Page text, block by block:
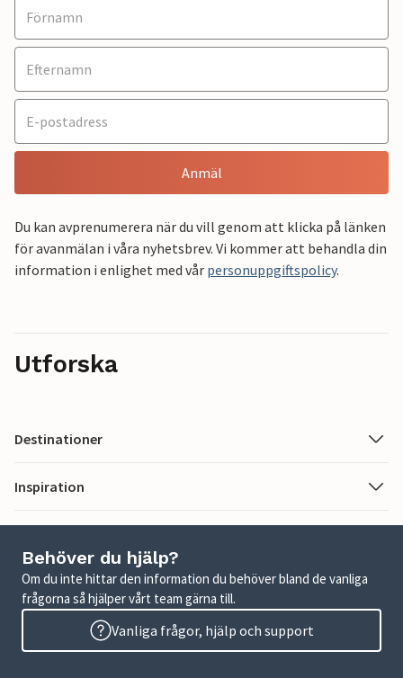
Anmäl
Du kan avprenumerera när du vill genom att klicka på länken
för avanmälan i våra nyhetsbrev. Vi kommer att behandla din
information i enlighet med vår personuppgiftspolicy.
Utforska
Destinationer
Inspiration
Behöver du hjälp?
Om du inte hittar den information du behöver bland de vanliga
frågorna så hjälper vårt team gärna till.
Vanliga frågor, hjälp och support